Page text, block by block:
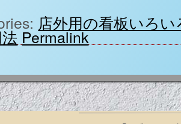
店外用の看板いろい
Permalink